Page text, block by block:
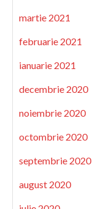
martie 2021
februarie 2021
ianuarie 2021
decembrie 2020
noiembrie 2020
octombrie 2020
septembrie 2020
august 2020